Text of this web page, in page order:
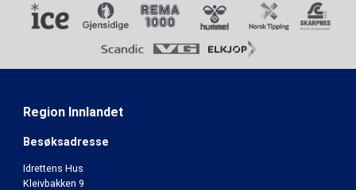
Region Innlandet
Besøksadresse
Idrettens Hus
Kleivbakken 9